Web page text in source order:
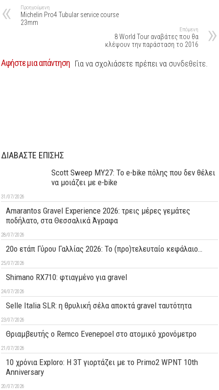
Προηγούμενη
Michelin Pro4 Tubular service course
23mm
Επόμενη
8 World Tour αναβάτες που θα
κλέψουν την παράσταση το 2016
Αφήστε μια απάντηση Για να σχολιάσετε πρέπει να συνδεθείτε
ΔΙΑΒΑΣΤΕ ΕΠΙΣΗΣ
Scott Sweep MY27: Το e-bike πόλης που δεν θέλει
να μοιάζει με e-bike
31/07/2026
Amarantos Gravel Experience 2026: τρεις μέρες γεμάτες
ποδήλατο, στα Θεσσαλικά Άγραφα
28/07/2026
20ο ετάπ Γύρου Γαλλίας 2026: Το (προ)τελευταίο κεφάλαιο…
25/07/2026
Shimano RX710: φτιαγμένο για gravel
24/07/2026
Selle Italia SLR: η θρυλική σέλα αποκτά gravel ταυτότητα
23/07/2026
Θριαμβευτής ο Remco Evenepoel στο ατομικό χρονόμετρο
21/07/2026
10 χρόνια Exploro: Η 3T γιορτάζει με το Primo2 WPNT 10th
Anniversary
20/07/2026